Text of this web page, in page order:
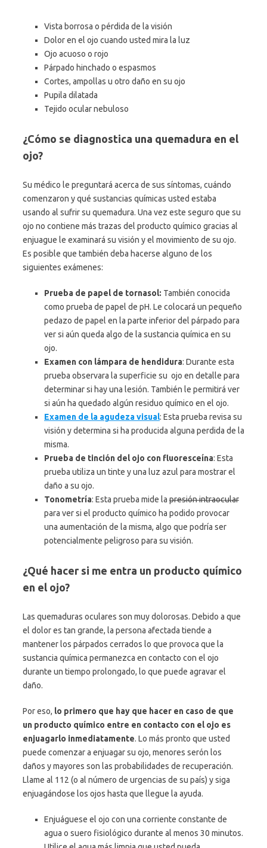
Vista borrosa o pérdida de la visión
Dolor en el ojo cuando usted mira la luz
Ojo acuoso o rojo
Párpado hinchado o espasmos
Cortes, ampollas u otro daño en su ojo
Pupila dilatada
Tejido ocular nebuloso
¿Cómo se diagnostica una quemadura en el
ojo?
Su médico le preguntará acerca de sus síntomas, cuándo
comenzaron y qué sustancias químicas usted estaba
usando al sufrir su quemadura. Una vez este seguro que su
ojo no contiene más trazas del producto químico gracias al
enjuague le examinará su visión y el movimiento de su ojo.
Es posible que también deba hacerse alguno de los
siguientes exámenes:
Prueba de papel de tornasol: También conocida
como prueba de papel de pH. Le colocará un pequeño
pedazo de papel en la parte inferior del párpado para
ver si aún queda algo de la sustancia química en su
ojo.
Examen con lámpara de hendidura: Durante esta
prueba observara la superficie su ojo en detalle para
determinar si hay una lesión. También le permitirá ver
si aún ha quedado algún residuo químico en el ojo.
Examen de la agudeza visual: Esta prueba revisa su
visión y determina si ha producida alguna perdida de la
misma.
Prueba de tinción del ojo con fluoresceína: Esta
prueba utiliza un tinte y una luz azul para mostrar el
daño a su ojo.
Tonometría: Esta prueba mide la presión intraocular
para ver si el producto químico ha podido provocar
una aumentación de la misma, algo que podría ser
potencialmente peligroso para su visión.
¿Qué hacer si me entra un producto químico
en el ojo?
Las quemaduras oculares son muy dolorosas. Debido a que
el dolor es tan grande, la persona afectada tiende a
mantener los párpados cerrados lo que provoca que la
sustancia química permanezca en contacto con el ojo
durante un tiempo prolongado, lo que puede agravar el
daño.
Por eso, lo primero que hay que hacer en caso de que
un producto químico entre en contacto con el ojo es
enjuagarlo inmediatamente. Lo más pronto que usted
puede comenzar a enjuagar su ojo, menores serón los
daños y mayores son las probabilidades de recuperación.
Llame al 112 (o al número de urgencias de su país) y siga
enjuagándose los ojos hasta que llegue la ayuda.
Enjuáguese el ojo con una corriente constante de
agua o suero fisiológico durante al menos 30 minutos.